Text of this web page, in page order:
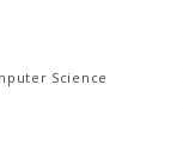
Science